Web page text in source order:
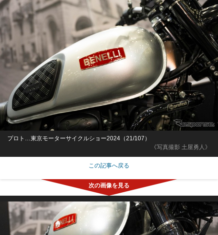
《写真撮影 土屋勇人》
プロト…東京モーターサイクルショー2024（21/107）
この記事へ戻る